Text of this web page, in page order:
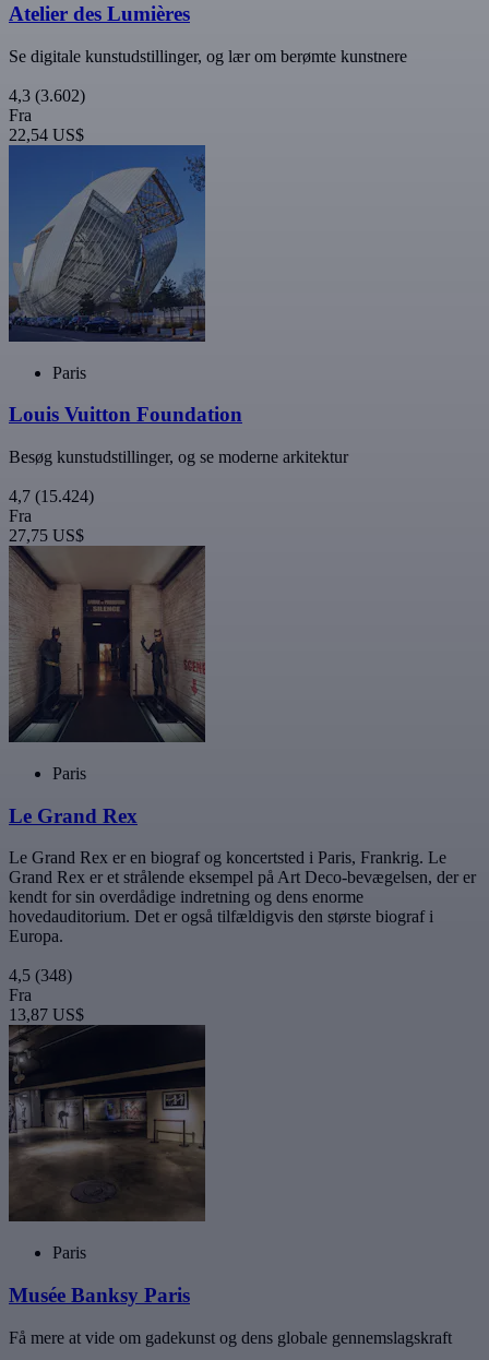
Atelier des Lumières
Se digitale kunstudstillinger, og lær om berømte kunstnere
4,3 (3.602)
Fra
22,54 US$
Paris
Louis Vuitton Foundation
Besøg kunstudstillinger, og se moderne arkitektur
4,7 (15.424)
Fra
27,75 US$
Paris
Le Grand Rex
Le Grand Rex er en biograf og koncertsted i Paris, Frankrig. Le
Grand Rex er et strålende eksempel på Art Deco-bevægelsen, der er
kendt for sin overdådige indretning og dens enorme
hovedauditorium. Det er også tilfældigvis den største biograf i
Europa.
4,5 (348)
Fra
13,87 US$
Paris
Musée Banksy Paris
Få mere at vide om gadekunst og dens globale gennemslagskraft